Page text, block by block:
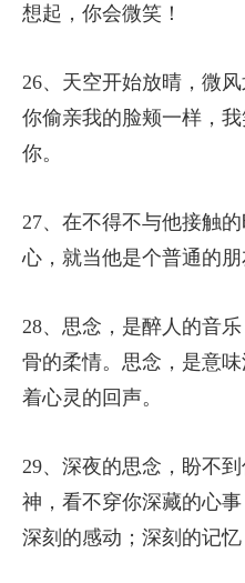
想起，你会微笑！
26、天空开始放晴，微
你偷亲我的脸颊一样，
你。
27、在不得不与他接触
心，就当他是个普通的朋
28、思念，是醉人的音
骨的柔情。思念，是意
着心灵的回声。
29、深夜的思念，盼不
神，看不穿你深藏的心
深刻的感动；深刻的记忆